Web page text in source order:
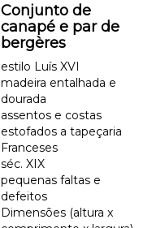
Conjunto de
canapé e par de
bergères
estilo Luís XVI
madeira entalhada e
dourada
assentos e costas
estofados a tapeçaria
Franceses
séc. XIX
pequenas faltas e
defeitos
Dimensões (altura x